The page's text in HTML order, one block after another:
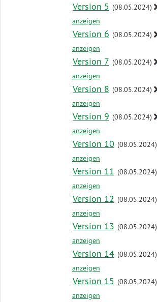
Version 5 (08.05.2024)
anzeigen
Version 6 (08.05.2024)
anzeigen
Version 7 (08.05.2024)
anzeigen
Version 8 (08.05.2024)
anzeigen
Version 9 (08.05.2024)
anzeigen
Version 10 (08.05.2024)
anzeigen
Version 11 (08.05.2024)
anzeigen
Version 12 (08.05.2024)
anzeigen
Version 13 (08.05.2024)
anzeigen
Version 14 (08.05.2024)
anzeigen
Version 15 (08.05.2024)
anzeigen